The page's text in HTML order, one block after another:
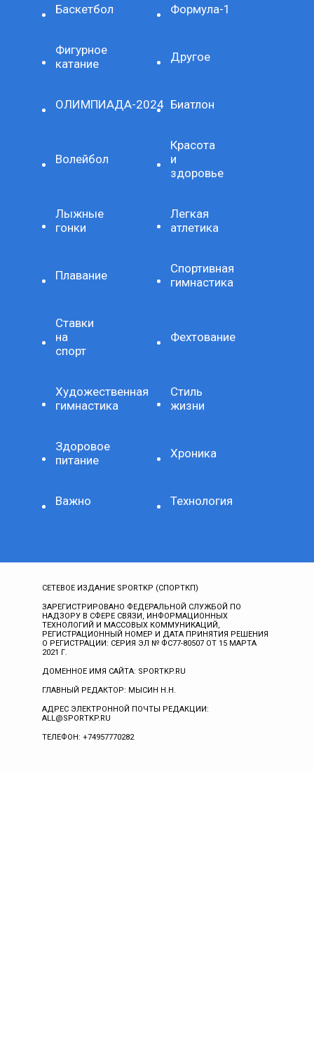
Баскетбол Формула-1
Фигурное
катание
Другое
ОЛИМПИАДА-2024 Биатлон
Волейбол
Красота
и
здоровье
Лыжные
гонки
Легкая
атлетика
Плавание
Спортивная
гимнастика
Ставки
на
спорт
Фехтование
Художественная
гимнастика
Стиль
жизни
Здоровое
питание
Хроника
Важно Технология
СЕТЕВОЕ ИЗДАНИЕ SPORTKP (СПОРТКП)
ЗАРЕГИСТРИРОВАНО ФЕДЕРАЛЬНОЙ СЛУЖБОЙ ПО
НАДЗОРУ В СФЕРЕ СВЯЗИ, ИНФОРМАЦИОННЫХ
ТЕХНОЛОГИЙ И МАССОВЫХ КОММУНИКАЦИЙ,
РЕГИСТРАЦИОННЫЙ НОМЕР И ДАТА ПРИНЯТИЯ РЕШЕНИЯ
О РЕГИСТРАЦИИ: СЕРИЯ ЭЛ № ФС77-80507 ОТ 15 МАРТА
2021 Г.
ДОМЕННОЕ ИМЯ САЙТА: SPORTKP.RU
ГЛАВНЫЙ РЕДАКТОР: МЫСИН Н.Н.
АДРЕС ЭЛЕКТРОННОЙ ПОЧТЫ РЕДАКЦИИ:
ALL@SPORTKP.RU
ТЕЛЕФОН: +74957770282